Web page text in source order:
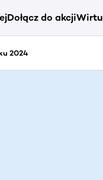
Dołącz do akcji
2024